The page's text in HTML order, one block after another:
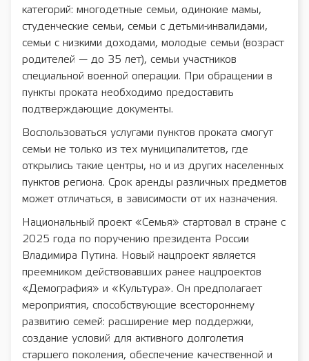
категорий: многодетные семьи, одинокие мамы,
студенческие семьи, семьи с детьми-инвалидами,
семьи с низкими доходами, молодые семьи (возраст
родителей — до 35 лет), семьи участников
специальной военной операции. При обращении в
пункты проката необходимо предоставить
подтверждающие документы.
Воспользоваться услугами пунктов проката смогут
семьи не только из тех муниципалитетов, где
открылись такие центры, но и из других населенных
пунктов региона. Срок аренды различных предметов
может отличаться, в зависимости от их назначения.
Национальный проект «Семья» стартовал в стране с
2025 года по поручению президента России
Владимира Путина. Новый нацпроект является
преемником действовавших ранее нацпроектов
«Демография» и «Культура». Он предполагает
мероприятия, способствующие всестороннему
развитию семей: расширение мер поддержки,
создание условий для активного долголетия
старшего поколения, обеспечение качественной и